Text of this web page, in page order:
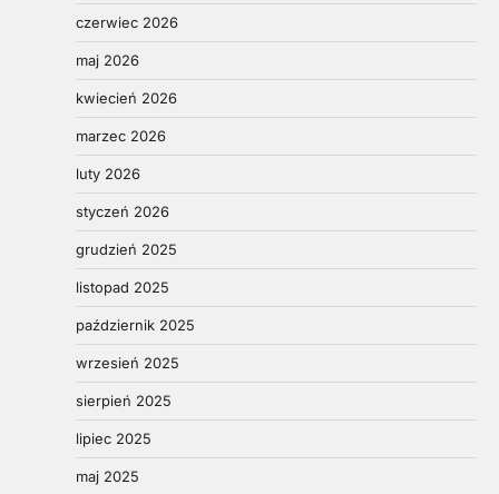
czerwiec 2026
maj 2026
kwiecień 2026
marzec 2026
luty 2026
styczeń 2026
grudzień 2025
listopad 2025
październik 2025
wrzesień 2025
sierpień 2025
lipiec 2025
maj 2025